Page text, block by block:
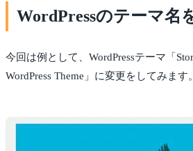
WordPressのテーマ名
今回は例として、WordPressテーマ「
WordPress Theme」に変更をしてみます。